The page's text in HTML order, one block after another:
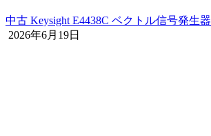
中古 Keysight E4438C ベクトル信号発生器
2026年6月19日